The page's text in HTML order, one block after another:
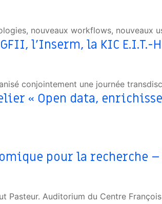
nouveaux workflows, nouveaux
l’Inserm, la KIC
conjointement une journée
« Open data,
pour la recherche
Pasteur. Auditorium du Centre